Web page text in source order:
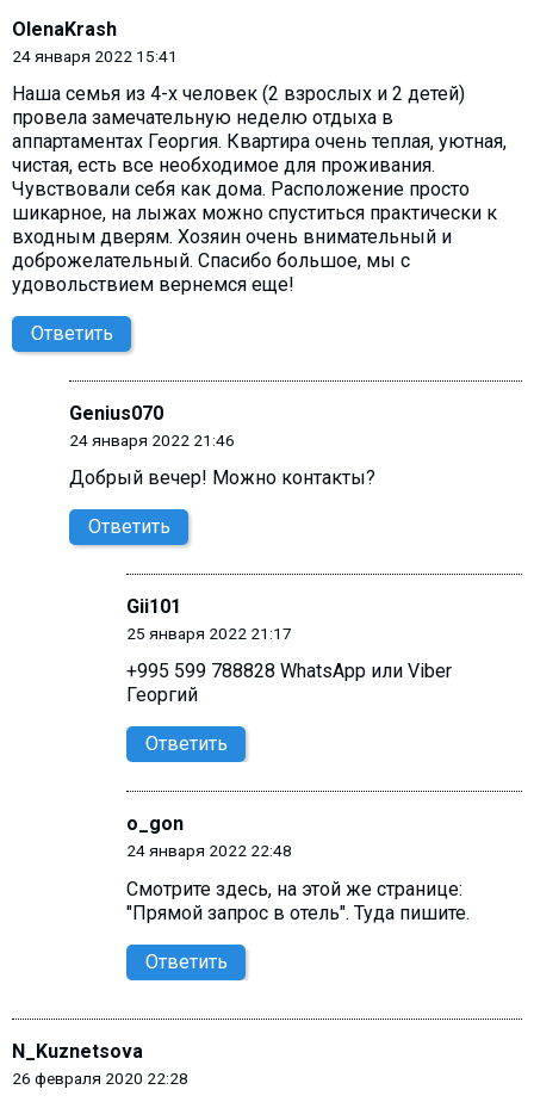
OlenaKrash
24 января 2022 15:41
Наша семья из 4-х человек (2 взрослых и 2 детей)
провела замечательную неделю отдыха в
аппартаментах Георгия. Квартира очень теплая, уютная,
чистая, есть все необходимое для проживания.
Чувствовали себя как дома. Расположение просто
шикарное, на лыжах можно спуститься практически к
входным дверям. Хозяин очень внимательный и
доброжелательный. Спасибо большое, мы с
удовольствием вернемся еще!
Ответить
Genius070
24 января 2022 21:46
Добрый вечер! Можно контакты?
Ответить
Gii101
25 января 2022 21:17
+995 599 788828 WhatsApp или Viber
Георгий
Ответить
o_gon
24 января 2022 22:48
Смотрите здесь, на этой же странице:
"Прямой запрос в отель". Туда пишите.
Ответить
N_Kuznetsova
26 февраля 2020 22:28